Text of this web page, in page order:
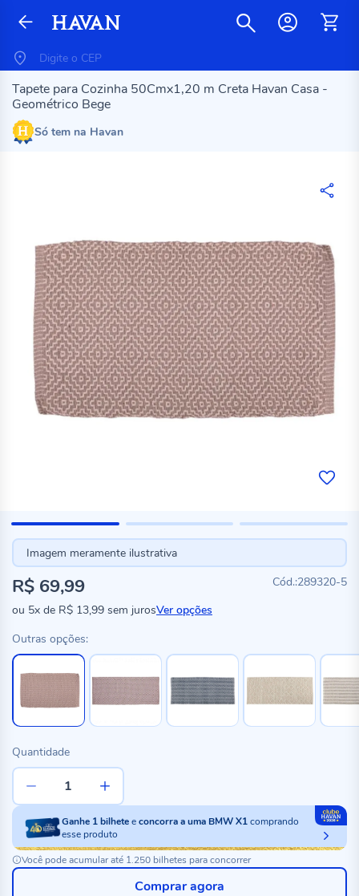
Tapete para Cozinha 50Cmx1,20 m Creta Havan Casa -
Geométrico Bege
Só tem na Havan
Imagem meramente ilustrativa
289320-5
R$ 69,99
ou 5x de R$ 13,99 sem jurosVer opções
Outras opções:
Quantidade
Ganhe 1bilheteeconcorra a uma BMW X1comprando
esse produto
Você pode acumular até 1.250 bilhetes para concorrer
Comprar agora